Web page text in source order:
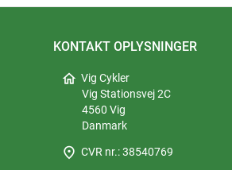
KONTAKT OPLYSNINGER
home Vig Cykler
Vig Stationsvej 2C
4560 Vig
Danmark
place CVR nr.: 38540769